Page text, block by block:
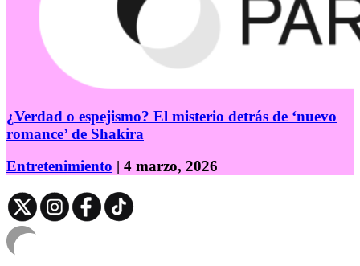
¿Verdad o espejismo? El misterio detrás de ‘nuevo
romance’ de Shakira
Entretenimiento | 4 marzo, 2026